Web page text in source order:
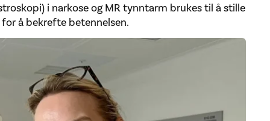
i narkose og MR tynntarm brukes til å stille
å bekrefte betennelsen.